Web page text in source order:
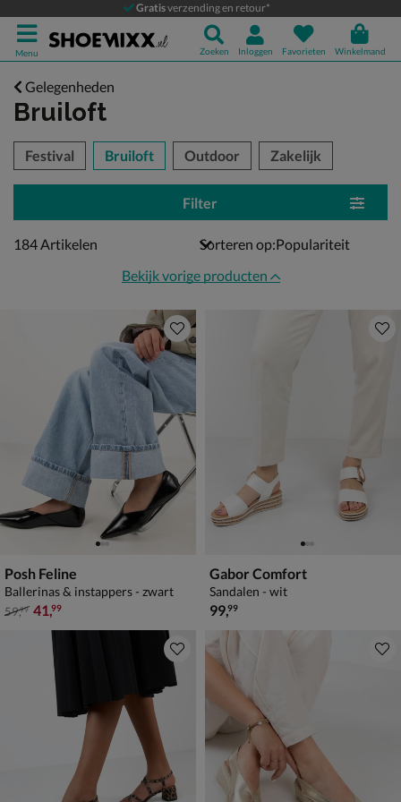
Gratisverzending en retour*
Menu Zoeken Inloggen Favorieten Winkelmand
Gelegenheden
Bruiloft
over
Festival Bruiloft Outdoor Zakelijk
Filter
184 artikelen
184Artikelen
Sorteren op:
Bekijk vorige producten
Posh Feline
Ballerinas & instappers - zwart
van € 59,99 voor € 41,99
59,99 41,99
Gabor Comfort
Sandalen - wit
€ 99,99
99,99